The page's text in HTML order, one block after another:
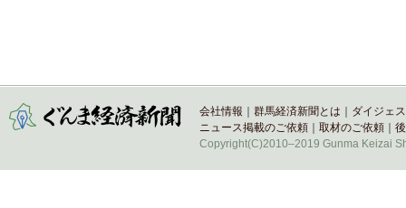
会社情報 群馬経済新聞とは
ダイジェ
ニュース掲載のご依頼
取材のご依頼
Copyright(C)2010–2019 Gunma Keizai